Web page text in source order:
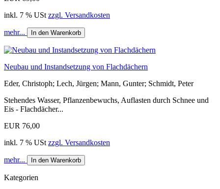
inkl. 7 % USt zzgl. Versandkosten
mehr... In den Warenkorb
Neubau und Instandsetzung von Flachdächern
Eder, Christoph; Lech, Jürgen; Mann, Gunter; Schmidt, Peter
Stehendes Wasser, Pflanzenbewuchs, Auflasten durch Schnee und
Eis - Flachdächer...
EUR 76,00
inkl. 7 % USt zzgl. Versandkosten
mehr... In den Warenkorb
Kategorien